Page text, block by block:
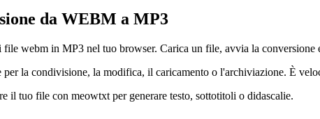
da WEBM a MP3
webm in MP3 nel tuo browser. Carica un file, avvia la conversione
la condivisione, la modifica, il caricamento o l'archiviazione. È
il tuo file con meowtxt per generare testo, sottotitoli o didascalie.